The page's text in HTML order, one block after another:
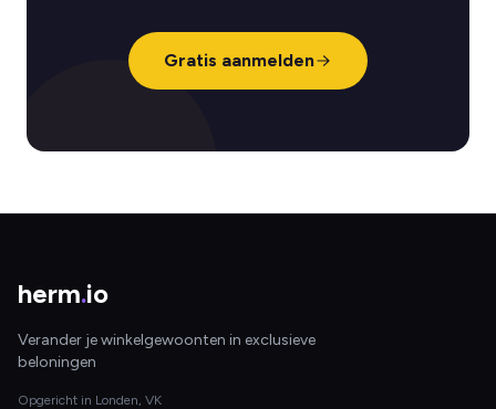
Gratis aanmelden
herm.io
Verander je winkelgewoonten in exclusieve
beloningen
Opgericht in Londen, VK